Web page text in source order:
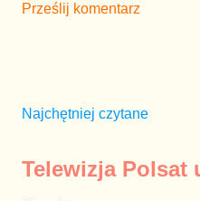
Prześlij komentarz
Najchętniej czytane
Telewizja Polsat